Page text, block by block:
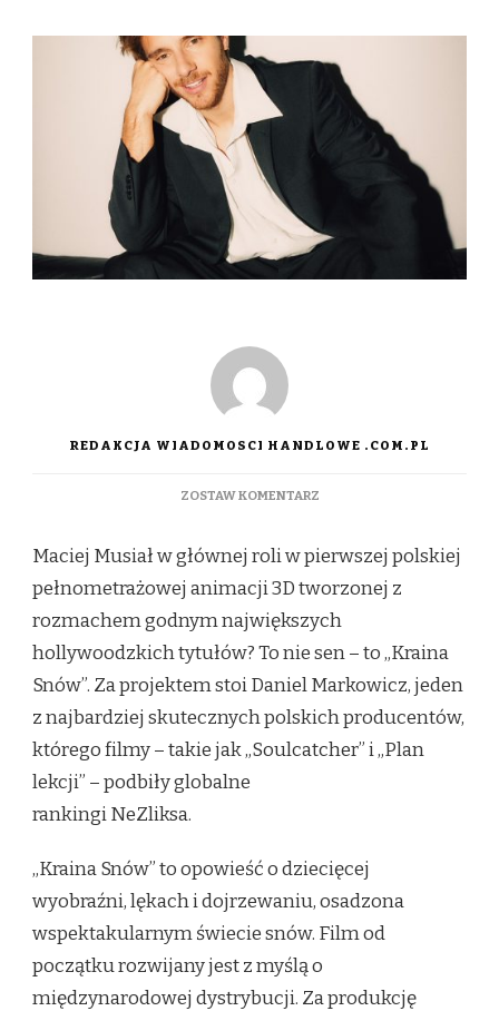
REDAKCJA WIADOMOSCI HANDLOWE .COM.PL
ZOSTAW KOMENTARZDO
–
MUSIAŁ
W
ANIMOWANEJ
SUPERPRODUKCJI
OD
TWÓRCÓW
HITÓW
NETFLIKSA
Maciej Musiał w głównej roli w pierwszej polskiej
pełnometrażowej animacji 3D tworzonej z
rozmachem godnym największych
hollywoodzkich tytułów? To nie sen – to „Kraina
Snów”. Za projektem stoi Daniel Markowicz, jeden
z najbardziej skutecznych polskich producentów,
którego filmy – takie jak „Soulcatcher” i „Plan
lekcji” – podbiły globalne
rankingi NeZliksa.
„Kraina Snów” to opowieść o dziecięcej
wyobraźni, lękach i dojrzewaniu, osadzona
wspektakularnym świecie snów. Film od
początku rozwijany jest z myślą o
międzynarodowej dystrybucji. Za produkcję